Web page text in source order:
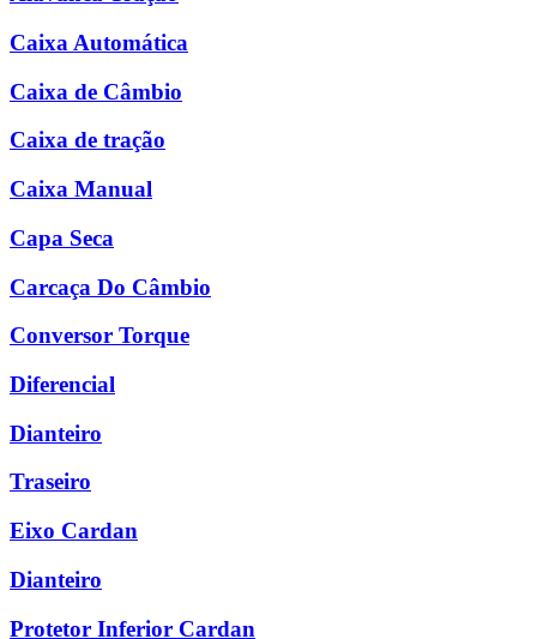
Caixa Automática
Caixa de Câmbio
Caixa de tração
Caixa Manual
Capa Seca
Carcaça Do Câmbio
Conversor Torque
Diferencial
Dianteiro
Traseiro
Eixo Cardan
Dianteiro
Protetor Inferior Cardan